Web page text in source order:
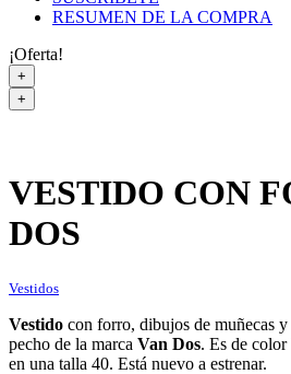
RESUMEN DE LA COMPRA
¡Oferta!
+
+
VESTIDO CON
DOS
Vestidos
Vestido con forro, dibujos de muñecas y
pecho de la marca Van Dos. Es de
en una talla 40. Está nuevo a estrenar.